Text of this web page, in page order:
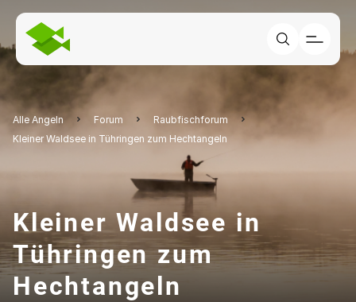
Alle Angeln Forum
Raubfischforum
Kleiner Waldsee in Tühringen zum Hechtangeln
Kleiner Waldsee in
Tühringen zum
Hechtangeln